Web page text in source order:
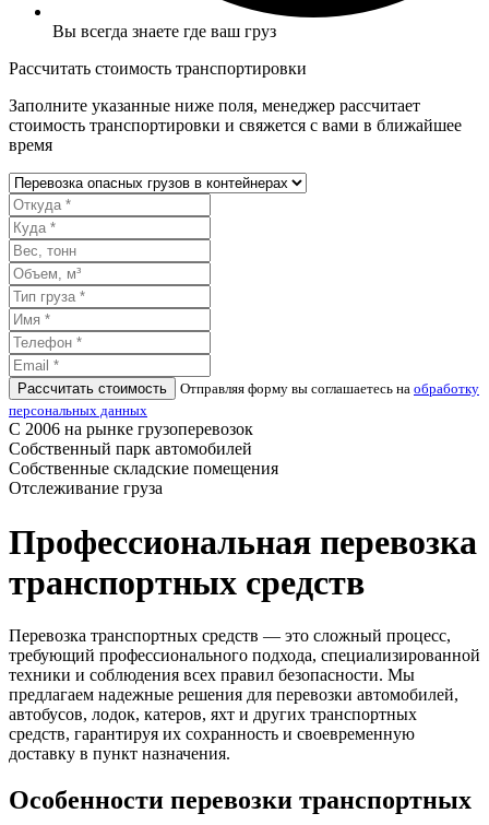
Вы всегда знаете где ваш груз
Рассчитать стоимость транспортировки
Заполните указанные ниже поля, менеджер рассчитает
стоимость транспортировки и свяжется с вами в ближайшее
время
Рассчитать стоимость Отправляя форму вы соглашаетесь на обработку
персональных данных
С 2006 на рынке грузоперевозок
Собственный парк автомобилей
Собственные складские помещения
Отслеживание груза
Профессиональная перевозка
транспортных средств
Перевозка транспортных средств — это сложный процесс,
требующий профессионального подхода, специализированной
техники и соблюдения всех правил безопасности. Мы
предлагаем надежные решения для перевозки автомобилей,
автобусов, лодок, катеров, яхт и других транспортных
средств, гарантируя их сохранность и своевременную
доставку в пункт назначения.
Особенности перевозки транспортных